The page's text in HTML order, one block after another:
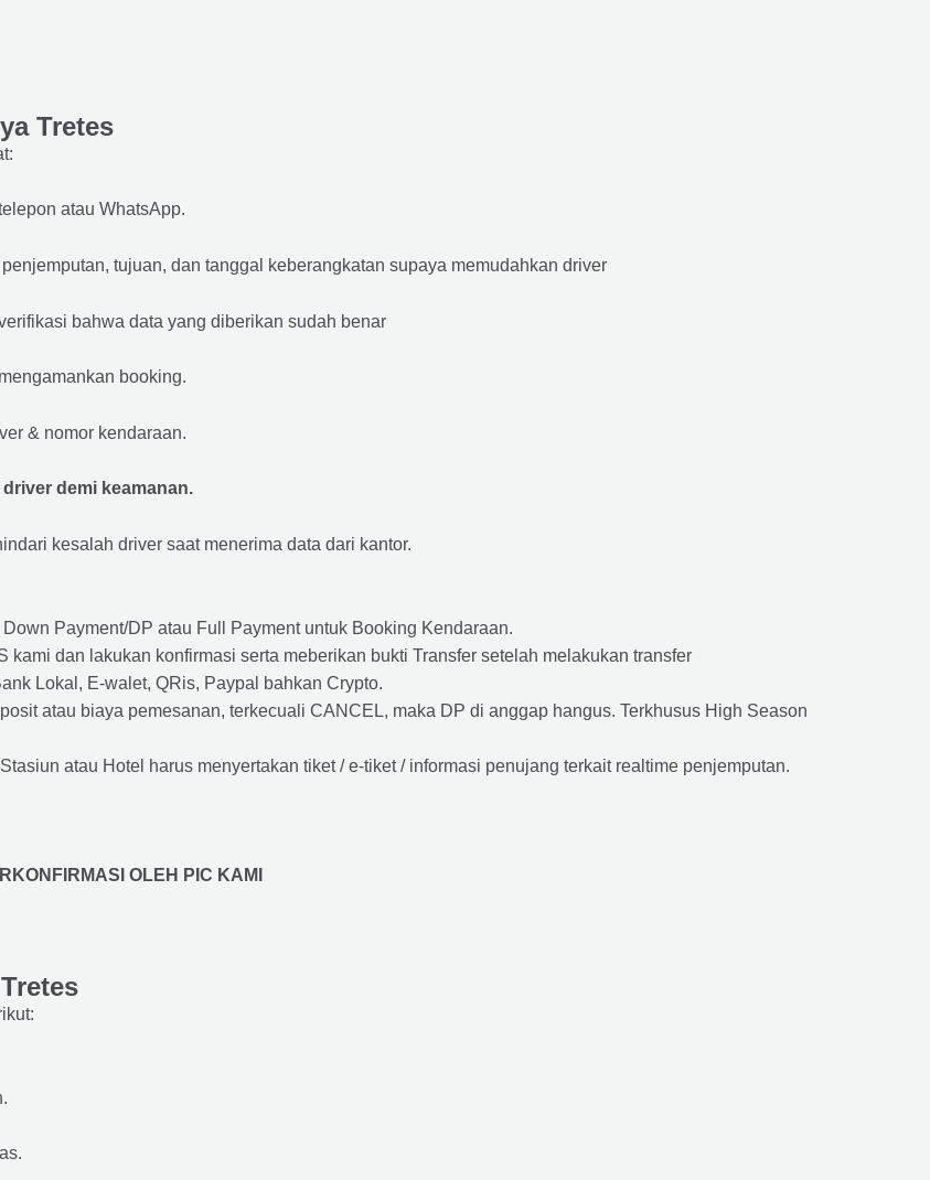
Tretes
atau WhatsApp.
tujuan, dan tanggal keberangkatan supaya memudahkan driver
bahwa data yang diberikan sudah benar
booking.
& nomor kendaraan.
demi keamanan.
kesalah driver saat menerima data dari kantor.
Payment/DP atau Full Payment untuk Booking Kendaraan.
dan lakukan konfirmasi serta meberikan bukti Transfer setelah melakukan transfer
Lokal, E-walet, QRis, Paypal bahkan Crypto.
atau biaya pemesanan, terkecuali CANCEL, maka DP di anggap hangus. Terkhusus High Season
atau Hotel harus menyertakan tiket / e-tiket / informasi penujang terkait realtime penjemputan.
OLEH PIC KAMI